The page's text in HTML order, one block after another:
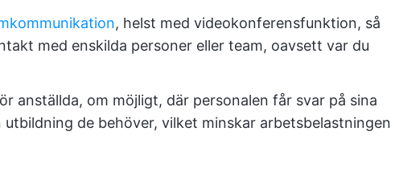
, helst med videokonferensfunktion, så
med enskilda personer eller team, oavsett var du
anställda, om möjligt, där personalen får svar på sina
de behöver, vilket minskar arbetsbelastningen